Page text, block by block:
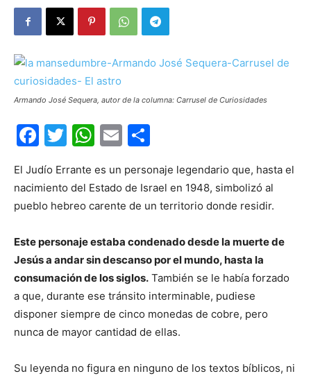
Armando José Sequera, autor de la columna: Carrusel de Curiosidades
Facebook
Twitter
WhatsApp
Email
El Judío Errante es un personaje legendario que, hasta el
nacimiento del Estado de Israel en 1948, simbolizó al
pueblo hebreo carente de un territorio donde residir.
Este personaje estaba condenado desde la muerte de
Jesús a andar sin descanso por el mundo, hasta la
consumación de los siglos. También se le había forzado
a que, durante ese tránsito interminable, pudiese
disponer siempre de cinco monedas de cobre, pero
nunca de mayor cantidad de ellas.
Su leyenda no figura en ninguno de los textos bíblicos, ni